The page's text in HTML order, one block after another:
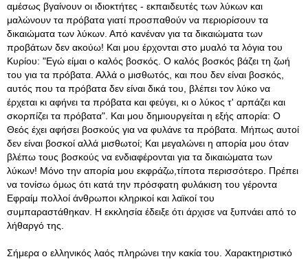
αμέσως βγαίνουν οι ιδιοκτήτες - εκπαιδευτές των λύκων και
μαλώνουν τα πρόβατα γιατί προσπαθούν να περιορίσουν τα
δικαιώματα των λύκων. Από κανέναν για τα δικαιώματα των
προβάτων δεν ακούω! Και μου έρχονται στο μυαλό τα λόγια του
Κυρίου: "Εγώ είμαι ο καλός βοσκός. Ο καλός βοσκός βάζει τη ζωή
του για τα πρόβατα. Αλλά ο μισθωτός, και που δεν είναι βοσκός,
αυτός που τα πρόβατα δεν είναι δικά του, βλέπει τον λύκο να
έρχεται κι αφήνει τα πρόβατα και φεύγει, κι ο λύκος τ' αρπάζει και
σκορπίζει τα πρόβατα". Και μου δημιουργείται η εξής απορία: Ο
Θεός έχει αφήσει βοσκούς για να φυλάνε τα πρόβατα. Μήπως αυτοί
δεν είναι βοσκοί αλλά μισθωτοί; Και μεγαλώνει η απορία μου όταν
βλέπω τους βοσκούς να ενδιαφέρονται για τα δικαιώματα των
λύκων! Μόνο την απορία μου εκφράζω,τίποτα περισσότερο. Πρέπει
να τονίσω όμως ότι κατά την πρόσφατη φυλάκιση του γέροντα
Εφραίμ πολλοί άνθρωποι κληρικοί και λαϊκοί του
συμπαραστάθηκαν. Η εκκλησία έδειξε ότι άρχισε να ξυπνάει από το
λήθαργό της.
Σήμερα ο ελληνικός λαός πληρώνει την κακία του. Χαρακτηριστικό